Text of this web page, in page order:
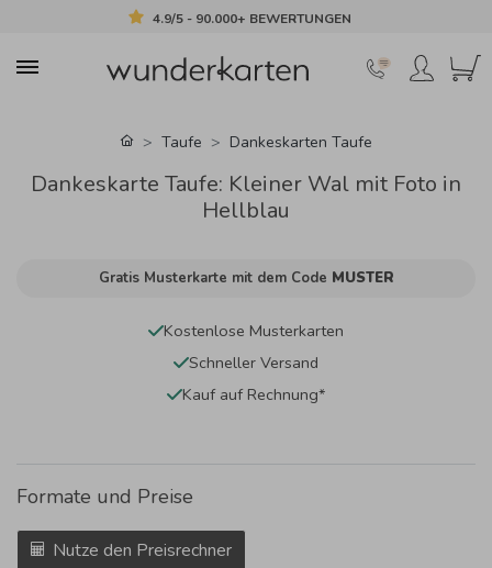
4.9/5 - 90.000+ BEWERTUNGEN
Taufe Dankeskarten Taufe
Dankeskarte Taufe: Kleiner Wal mit Foto in
Hellblau
Gratis Musterkarte mit dem Code MUSTER
Kostenlose Musterkarten
Schneller Versand
Kauf auf Rechnung*
Formate und Preise
Nutze den Preisrechner